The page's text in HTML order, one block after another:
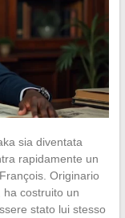
sia diventata
rapidamente un
Originario
ha costruito un
stato lui stesso